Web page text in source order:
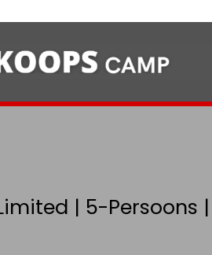
Limited | 5-